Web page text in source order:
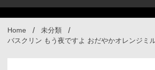
Home
未分類
バスクリン もう夜ですよ おだやかオレンジミ